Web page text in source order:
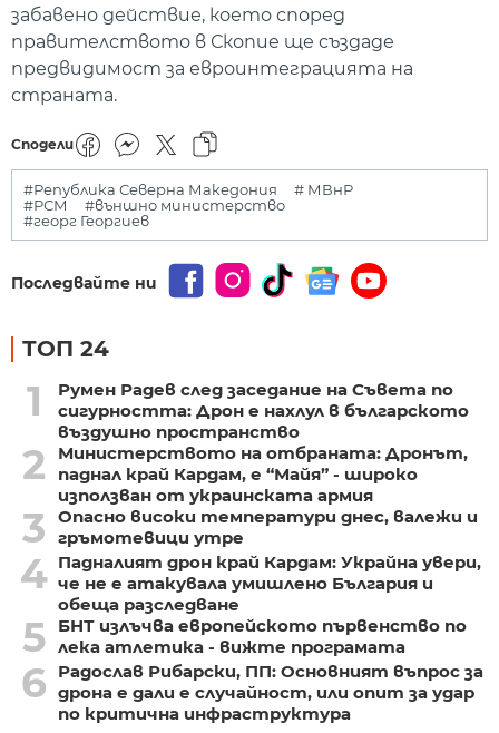
забавено действие, което според
правителството в Скопие ще създаде
предвидимост за евроинтеграцията на
страната.
Сподели
#Република Северна Македония
# МВнР
#РСМ
#външно министерство
#георг Георгиев
Последвайте ни
ТОП 24
1
Румен Радев след заседание на Съвета по
сигурността: Дрон е нахлул в българското
въздушно пространство
2
Министерството на отбраната: Дронът,
паднал край Кардам, е “Майя” - широко
използван от украинската армия
3
Опасно високи температури днес, валежи и
гръмотевици утре
4 Падналият дрон край Кардам: Украйна увери,
че не е атакувала умишлено България и
обеща разследване
5
БНТ излъчва европейското първенство по
лека атлетика - вижте програмата
6
Радослав Рибарски, ПП: Основният въпрос за
дрона е дали е случайност, или опит за удар
по критична инфраструктура